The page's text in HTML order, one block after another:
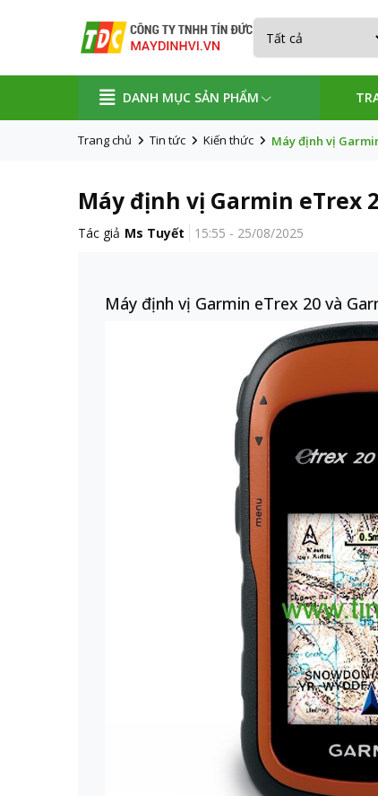
DANH MỤC SẢN PHẨM
Trang chủ Tin tức Kiến thức Máy định vị
Máy định vị Garmin eTrex
Tác giả Ms Tuyết 15:55 - 25/08/2025
Máy định vị Garmin eTrex 20 và